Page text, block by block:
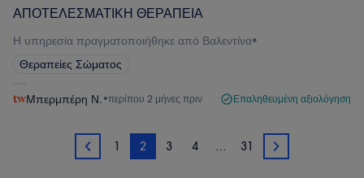
ΑΠΟΤΕΛΕΣΜΑΤΙΚΗ ΘΕΡΑΠΕΙΑ
Η υπηρεσία πραγματοποιήθηκε από Βαλεντίνα•
Θεραπείες Σώματος
Μπερμπέρη Ν. •περίπου 2 μήνες πριν Επαληθευμένη αξιολόγηση
1 1 2 3 4 … 31 3